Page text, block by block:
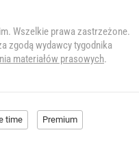
Wszelkie prawa zastrzeżone.
zgodą wydawcy tygodnika
materiałów prasowych.
time Premium